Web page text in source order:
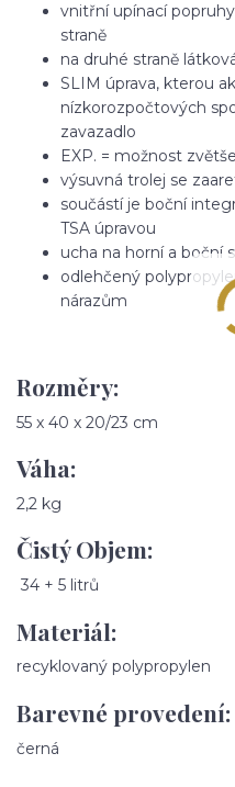
vnitřní upínací
straně
na druhé straně
SLIM úprava, kterou
nízkorozpočtových
zavazadlo
EXP. = možnost
výsuvná trolej se
součástí je boční
TSA úpravou
ucha na horní a boční
odlehčený
nárazům
Rozměry:
55 x 40 x 20/23 cm
Váha:
2,2 kg
Čistý Objem:
34 + 5 litrů
Materiál:
recyklovaný polypropylen
Barevné provedení:
černá